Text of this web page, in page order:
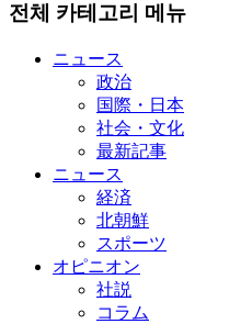
전체 카테고리 메뉴
ニュース
政治
国際・日本
社会・文化
最新記事
ニュース
経済
北朝鮮
スポーツ
オピニオン
社説
コラム